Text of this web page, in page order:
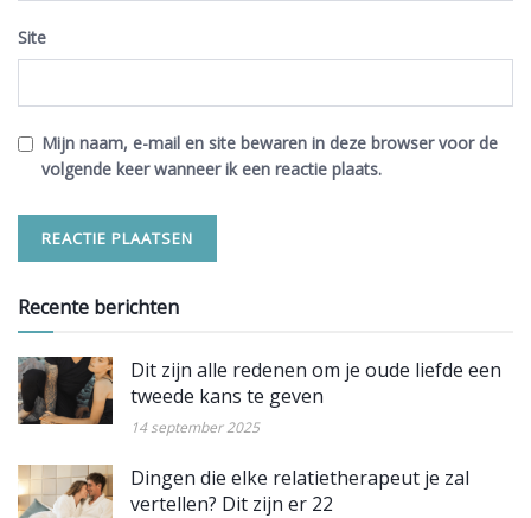
Site
Mijn naam, e-mail en site bewaren in deze browser voor de
volgende keer wanneer ik een reactie plaats.
Recente berichten
Dit zijn alle redenen om je oude liefde een
tweede kans te geven
14 september 2025
Dingen die elke relatietherapeut je zal
vertellen? Dit zijn er 22